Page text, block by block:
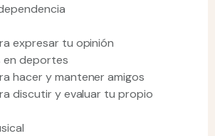
expresar tu opinión
en deportes
hacer y mantener amigos
discutir y evaluar tu propio